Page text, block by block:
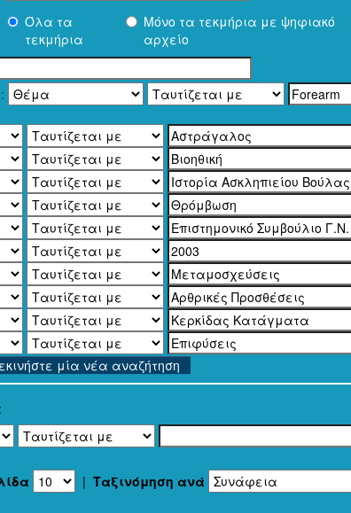
Όλα τα
τεκμήρια
Μόνο τα τεκμήρια με ψηφιακό
αρχείο
μία νέα αναζήτηση
| Ταξινόμηση ανά